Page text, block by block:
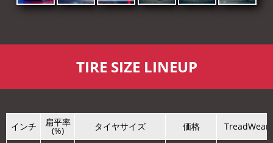
TIRE SIZE LINEUP
インチ 扁平率
(%) タイヤサイズ 価格
TreadWear